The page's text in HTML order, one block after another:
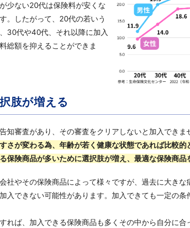
少ない20代は保険料が安くな
。したがって、20代の若いう
30代や40代、それ以降に加入
総額を抑えることができま
肢が増える
知審査があり、その審査をクリアしないと加入できま
さが変わる為、年齢が若く健康な状態であれば比較
保険商品が多いために選択肢が増え、最適な保険商品
社やその保険商品によって様々ですが、過去に大き
入できない可能性があります。加入できても一定の条
れば、加入できる保険商品も多くその中から自分に合